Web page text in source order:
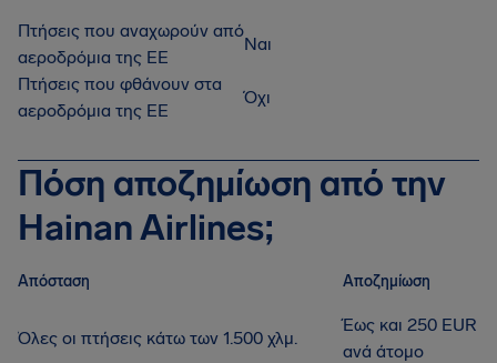
Πτήσεις που αναχωρούν από
αεροδρόμια της ΕΕ
Ναι
Πτήσεις που φθάνουν στα
αεροδρόμια της ΕΕ
Όχι
Πόση αποζημίωση από την
Hainan Airlines;
Απόσταση Αποζημίωση
Όλες οι πτήσεις κάτω των 1.500 χλμ.
Έως και 250 EUR
ανά άτομο